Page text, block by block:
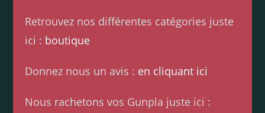
Retrouvez nos différentes catégories juste
ici : boutique
Donnez nous un avis : en cliquant ici
Nous rachetons vos Gunpla juste ici :